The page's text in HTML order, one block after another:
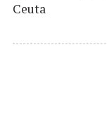
Ceuta